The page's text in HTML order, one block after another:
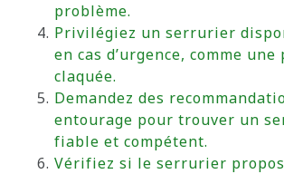
problème.
Privilégiez un serrurier
en cas d’urgence, comme une
claquée.
Demandez des
entourage pour trouver un
fiable et compétent.
Vérifiez si le serrurier